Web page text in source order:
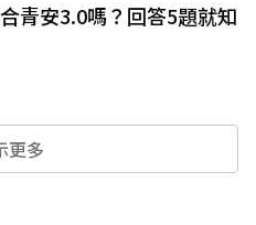
青安3.0嗎？回答5題就知
更多